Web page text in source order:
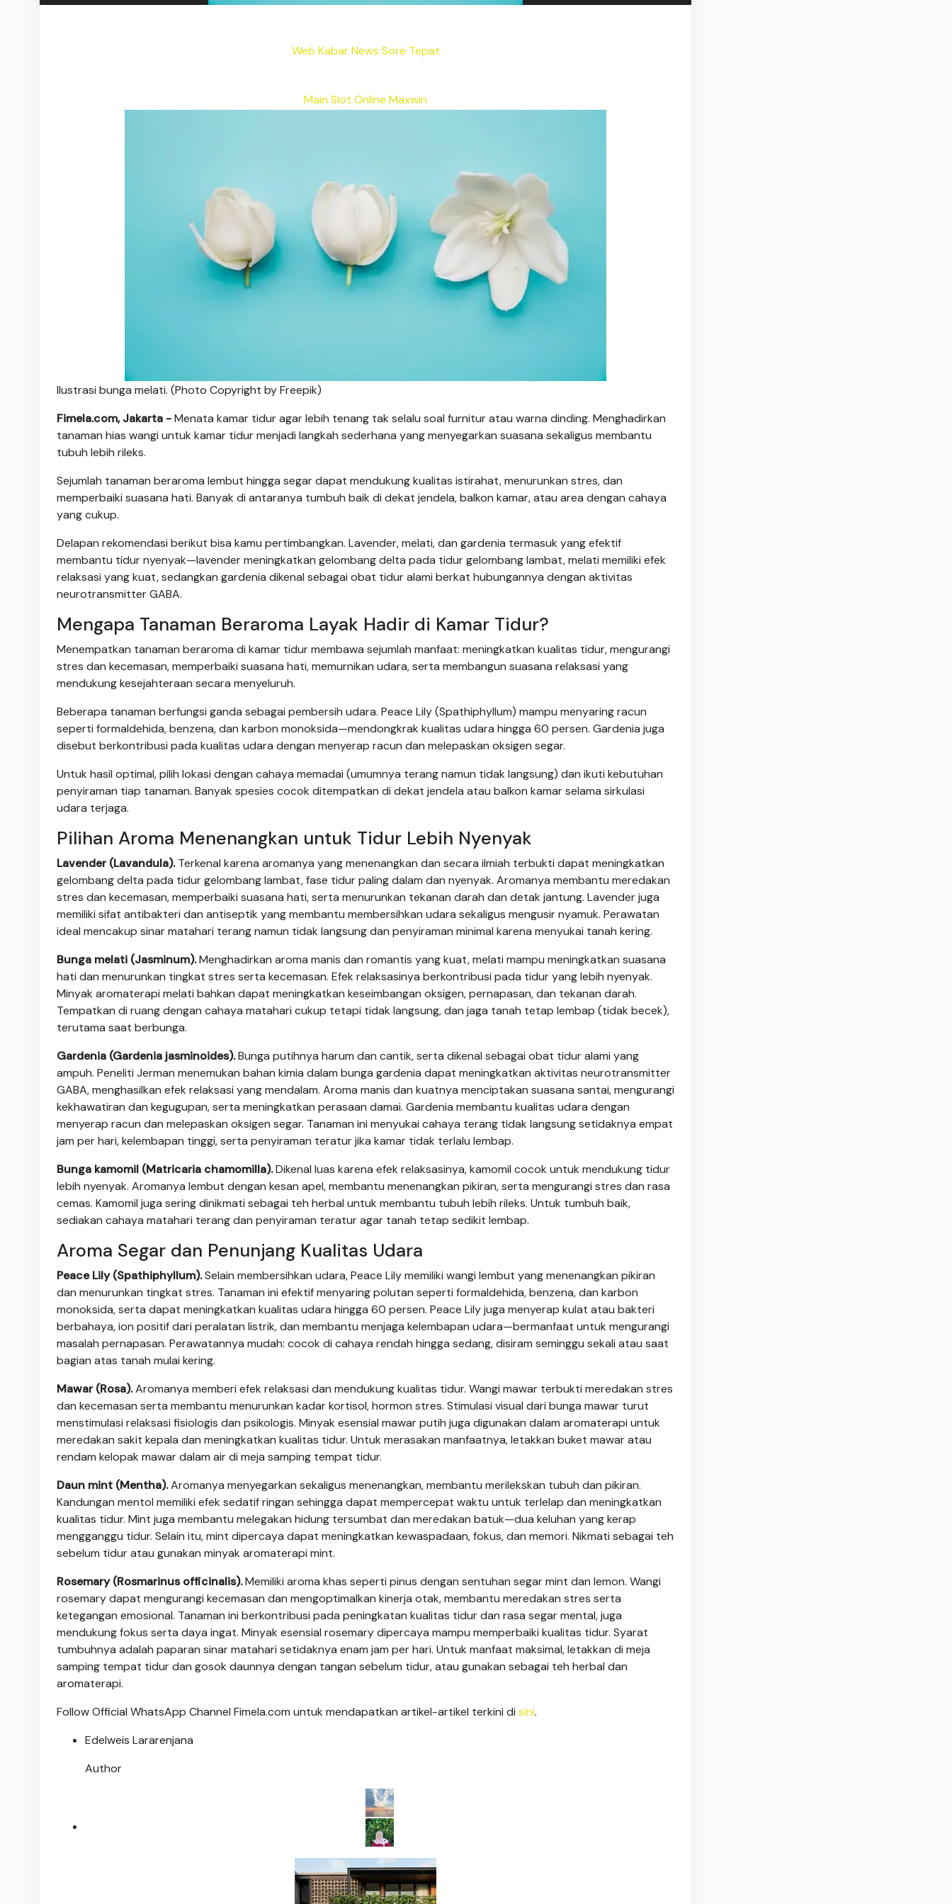
Web Kabar News Sore Tepat
Main Slot Online Maxwin
Ilustrasi bunga melati. (Photo Copyright by Freepik)
Fimela.com, Jakarta -Menata kamar tidur agar lebih tenang tak selalu soal furnitur atau warna dinding. Menghadirkan
tanaman hias wangi untuk kamar tidur menjadi langkah sederhana yang menyegarkan suasana sekaligus membantu
tubuh lebih rileks.
Sejumlah tanaman beraroma lembut hingga segar dapat mendukung kualitas istirahat, menurunkan stres, dan
memperbaiki suasana hati. Banyak di antaranya tumbuh baik di dekat jendela, balkon kamar, atau area dengan cahaya
yang cukup.
Delapan rekomendasi berikut bisa kamu pertimbangkan. Lavender, melati, dan gardenia termasuk yang efektif
membantu tidur nyenyak—lavender meningkatkan gelombang delta pada tidur gelombang lambat, melati memiliki efek
relaksasi yang kuat, sedangkan gardenia dikenal sebagai obat tidur alami berkat hubungannya dengan aktivitas
neurotransmitter GABA.
Mengapa Tanaman Beraroma Layak Hadir di Kamar Tidur?
Menempatkan tanaman beraroma di kamar tidur membawa sejumlah manfaat: meningkatkan kualitas tidur, mengurangi
stres dan kecemasan, memperbaiki suasana hati, memurnikan udara, serta membangun suasana relaksasi yang
mendukung kesejahteraan secara menyeluruh.
Beberapa tanaman berfungsi ganda sebagai pembersih udara. Peace Lily (Spathiphyllum) mampu menyaring racun
seperti formaldehida, benzena, dan karbon monoksida—mendongkrak kualitas udara hingga 60 persen. Gardenia juga
disebut berkontribusi pada kualitas udara dengan menyerap racun dan melepaskan oksigen segar.
Untuk hasil optimal, pilih lokasi dengan cahaya memadai (umumnya terang namun tidak langsung) dan ikuti kebutuhan
penyiraman tiap tanaman. Banyak spesies cocok ditempatkan di dekat jendela atau balkon kamar selama sirkulasi
udara terjaga.
Pilihan Aroma Menenangkan untuk Tidur Lebih Nyenyak
Lavender (Lavandula).Terkenal karena aromanya yang menenangkan dan secara ilmiah terbukti dapat meningkatkan
gelombang delta pada tidur gelombang lambat, fase tidur paling dalam dan nyenyak. Aromanya membantu meredakan
stres dan kecemasan, memperbaiki suasana hati, serta menurunkan tekanan darah dan detak jantung. Lavender juga
memiliki sifat antibakteri dan antiseptik yang membantu membersihkan udara sekaligus mengusir nyamuk. Perawatan
ideal mencakup sinar matahari terang namun tidak langsung dan penyiraman minimal karena menyukai tanah kering.
Bunga melati (Jasminum).Menghadirkan aroma manis dan romantis yang kuat, melati mampu meningkatkan suasana
hati dan menurunkan tingkat stres serta kecemasan. Efek relaksasinya berkontribusi pada tidur yang lebih nyenyak.
Minyak aromaterapi melati bahkan dapat meningkatkan keseimbangan oksigen, pernapasan, dan tekanan darah.
Tempatkan di ruang dengan cahaya matahari cukup tetapi tidak langsung, dan jaga tanah tetap lembap (tidak becek),
terutama saat berbunga.
Gardenia (Gardenia jasminoides).Bunga putihnya harum dan cantik, serta dikenal sebagai obat tidur alami yang
ampuh. Peneliti Jerman menemukan bahan kimia dalam bunga gardenia dapat meningkatkan aktivitas neurotransmitter
GABA, menghasilkan efek relaksasi yang mendalam. Aroma manis dan kuatnya menciptakan suasana santai, mengurangi
kekhawatiran dan kegugupan, serta meningkatkan perasaan damai. Gardenia membantu kualitas udara dengan
menyerap racun dan melepaskan oksigen segar. Tanaman ini menyukai cahaya terang tidak langsung setidaknya empat
jam per hari, kelembapan tinggi, serta penyiraman teratur jika kamar tidak terlalu lembap.
Bunga kamomil (Matricaria chamomilla).Dikenal luas karena efek relaksasinya, kamomil cocok untuk mendukung tidur
lebih nyenyak. Aromanya lembut dengan kesan apel, membantu menenangkan pikiran, serta mengurangi stres dan rasa
cemas. Kamomil juga sering dinikmati sebagai teh herbal untuk membantu tubuh lebih rileks. Untuk tumbuh baik,
sediakan cahaya matahari terang dan penyiraman teratur agar tanah tetap sedikit lembap.
Aroma Segar dan Penunjang Kualitas Udara
Peace Lily (Spathiphyllum).Selain membersihkan udara, Peace Lily memiliki wangi lembut yang menenangkan pikiran
dan menurunkan tingkat stres. Tanaman ini efektif menyaring polutan seperti formaldehida, benzena, dan karbon
monoksida, serta dapat meningkatkan kualitas udara hingga 60 persen. Peace Lily juga menyerap kulat atau bakteri
berbahaya, ion positif dari peralatan listrik, dan membantu menjaga kelembapan udara—bermanfaat untuk mengurangi
masalah pernapasan. Perawatannya mudah: cocok di cahaya rendah hingga sedang, disiram seminggu sekali atau saat
bagian atas tanah mulai kering.
Mawar (Rosa).Aromanya memberi efek relaksasi dan mendukung kualitas tidur. Wangi mawar terbukti meredakan stres
dan kecemasan serta membantu menurunkan kadar kortisol, hormon stres. Stimulasi visual dari bunga mawar turut
menstimulasi relaksasi fisiologis dan psikologis. Minyak esensial mawar putih juga digunakan dalam aromaterapi untuk
meredakan sakit kepala dan meningkatkan kualitas tidur. Untuk merasakan manfaatnya, letakkan buket mawar atau
rendam kelopak mawar dalam air di meja samping tempat tidur.
Daun mint (Mentha).Aromanya menyegarkan sekaligus menenangkan, membantu merilekskan tubuh dan pikiran.
Kandungan mentol memiliki efek sedatif ringan sehingga dapat mempercepat waktu untuk terlelap dan meningkatkan
kualitas tidur. Mint juga membantu melegakan hidung tersumbat dan meredakan batuk—dua keluhan yang kerap
mengganggu tidur. Selain itu, mint dipercaya dapat meningkatkan kewaspadaan, fokus, dan memori. Nikmati sebagai teh
sebelum tidur atau gunakan minyak aromaterapi mint.
Rosemary (Rosmarinus officinalis).Memiliki aroma khas seperti pinus dengan sentuhan segar mint dan lemon. Wangi
rosemary dapat mengurangi kecemasan dan mengoptimalkan kinerja otak, membantu meredakan stres serta
ketegangan emosional. Tanaman ini berkontribusi pada peningkatan kualitas tidur dan rasa segar mental, juga
mendukung fokus serta daya ingat. Minyak esensial rosemary dipercaya mampu memperbaiki kualitas tidur. Syarat
tumbuhnya adalah paparan sinar matahari setidaknya enam jam per hari. Untuk manfaat maksimal, letakkan di meja
samping tempat tidur dan gosok daunnya dengan tangan sebelum tidur, atau gunakan sebagai teh herbal dan
aromaterapi.
Follow Official WhatsApp Channel Fimela.com untuk mendapatkan artikel-artikel terkini di sini.
Edelweis Lararenjana
Author